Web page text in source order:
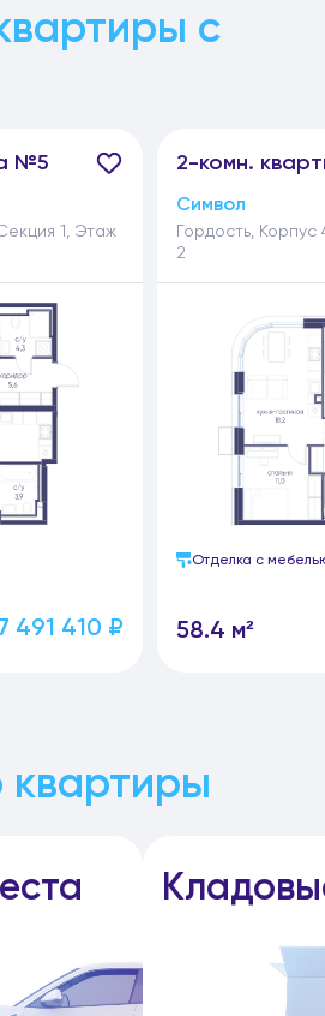
с
№5
1, Этаж
491 410 ₽
2-комн.
Символ
Гордость,
2
Отделка с
58.4 м²
квартиры